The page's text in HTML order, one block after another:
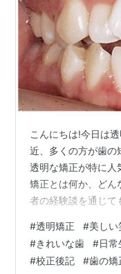
こんにちは!今日は
近、多くの方が歯の
透明な矯正が特に人
矯正とは何か、どん
者の経験談を通じて
の代わりに透明な
正方法です。 この
非常に優れています
#透明矯正 #美しい
#きれいな歯 #日
#校正後記 #歯の矯